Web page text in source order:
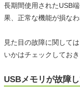
長期間使用されたUSB
果、正常な機能が損な
見た目の故障に関して
いかはチェックしておき
USBメモリが故障